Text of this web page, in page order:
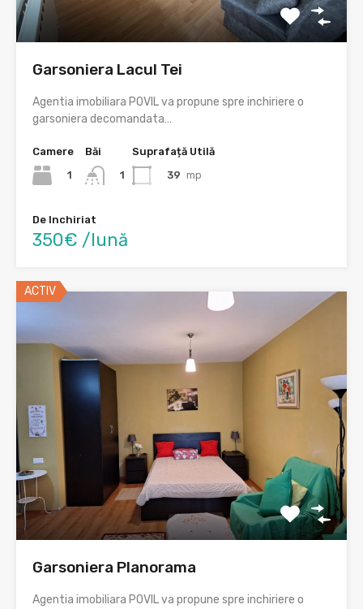
Garsoniera Lacul Tei
Agentia imobiliara POVIL va propune spre inchiriere o
garsoniera decomandata…
Camere
1
Băi
1
Suprafață Utilă
39 mp
De Inchiriat
350€ /lună
ACTIV
Garsoniera Planorama
Agentia imobiliara POVIL va propune spre inchiriere o